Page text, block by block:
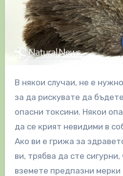
В някои случаи, не е нужно да сте на открито,
за да рискувате да
опасни токсини. Някои
да се крият невидими в
Ако ви е грижа за
ви, трябва да сте
вземете предпазни